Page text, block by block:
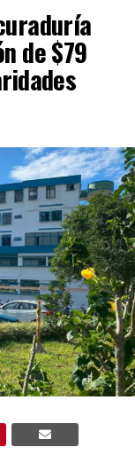
de $79